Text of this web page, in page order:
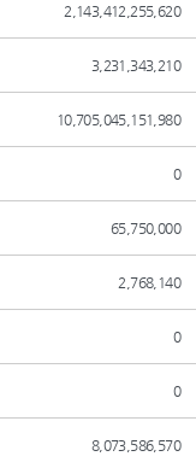
2,143,412,255,620
3,231,343,210
10,705,045,151,980
0
65,750,000
2,768,140
0
0
8,073,586,570